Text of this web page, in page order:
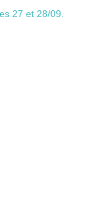
27 et 28/09.